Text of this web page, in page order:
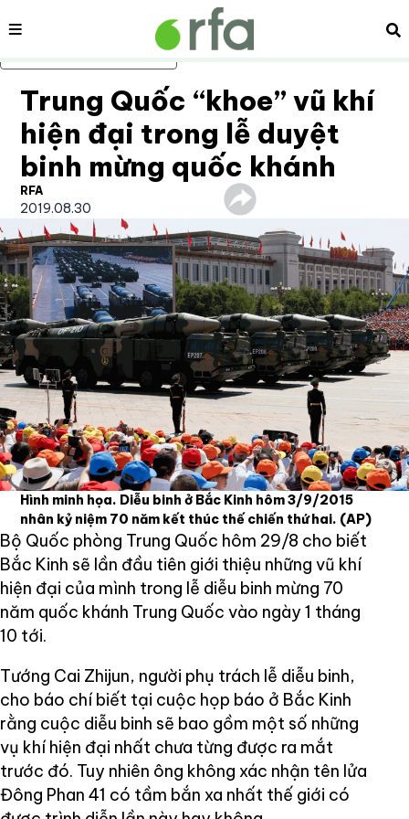
Bỏ qua nội dung chính
Nội dung
Trung Quốc “khoe” vũ khí
hiện đại trong lễ duyệt
binh mừng quốc khánh
RFA
2019.08.30
Hình minh họa. Diễu binh ở Bắc Kinh hôm 3/9/2015
nhân kỷ niệm 70 năm kết thúc thế chiến thứ hai. (AP)
Bộ Quốc phòng Trung Quốc hôm 29/8 cho biết
Bắc Kinh sẽ lần đầu tiên giới thiệu những vũ khí
hiện đại của mình trong lễ diễu binh mừng 70
năm quốc khánh Trung Quốc vào ngày 1 tháng
10 tới.
Tướng Cai Zhijun, người phụ trách lễ diễu binh,
cho báo chí biết tại cuộc họp báo ở Bắc Kinh
rằng cuộc diễu binh sẽ bao gồm một số những
vụ khí hiện đại nhất chưa từng được ra mắt
trước đó. Tuy nhiên ông không xác nhận tên lửa
Đông Phan 41 có tầm bắn xa nhất thế giới có